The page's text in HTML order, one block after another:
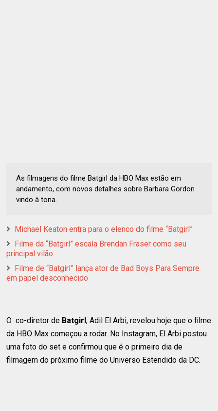
As filmagens do filme Batgirl da HBO Max estão em
andamento, com novos detalhes sobre Barbara Gordon
vindo à tona.
Michael Keaton entra para o elenco do filme “Batgirl”
Filme da “Batgirl” escala Brendan Fraser como seu
principal vilão
Filme de “Batgirl” lança ator de Bad Boys Para Sempre
em papel desconhecido
O co-diretor de Batgirl, Adil El Arbi, revelou hoje que o filme
da HBO Max começou a rodar. No Instagram, El Arbi postou
uma foto do set e confirmou que é o primeiro dia de
filmagem do próximo filme do Universo Estendido da DC.